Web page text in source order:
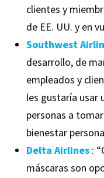
clientes y
de EE. UU. y en
Southwest
desarrollo, de
empleados y
les gustaría usar
personas a
bienestar
Delta Airlines:
máscaras son